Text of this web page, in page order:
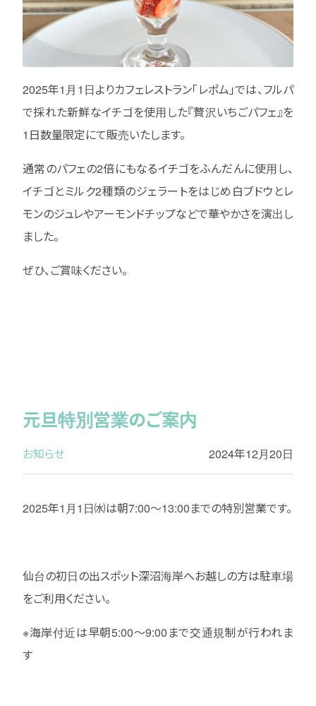
2025年1月1日よりカフェレストラン「レポム」では、フルパ
で採れた新鮮なイチゴを使用した『贅沢いちごパフェ』を
1日数量限定にて販売いたします。
通常のパフェの2倍にもなるイチゴをふんだんに使用し、
イチゴとミルク2種類のジェラートをはじめ白ブドウとレ
モンのジュレやアーモンドチップなどで華やかさを演出し
ました。
ぜひ、ご賞味ください。
元旦特別営業のご案内
お知らせ 2024年12月20日
2025年1月1日㈬は朝7:00〜13:00までの特別営業です。
仙台の初日の出スポット深沼海岸へお越しの方は駐車場
をご利用ください。
※海岸付近は早朝5:00〜9:00まで交通規制が行われま
す